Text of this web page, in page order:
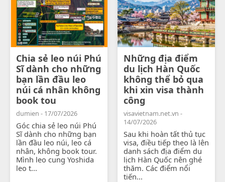
Chia sẻ leo núi Phú
Sĩ dành cho những
bạn lần đầu leo
núi cá nhân không
book tou
dumien - 17/07/2026
Góc chia sẻ leo núi Phú
Sĩ dành cho những bạn
lần đầu leo núi, leo cá
nhân, không book tour.
Mình leo cung Yoshida
leo t...
Những địa điểm
du lịch Hàn Quốc
không thể bỏ qua
khi xin visa thành
công
visavietnam.net.vn -
14/07/2026
Sau khi hoàn tất thủ tục
visa, điều tiếp theo là lên
danh sách địa điểm du
lịch Hàn Quốc nên ghé
thăm. Các điểm nổi
tiến...